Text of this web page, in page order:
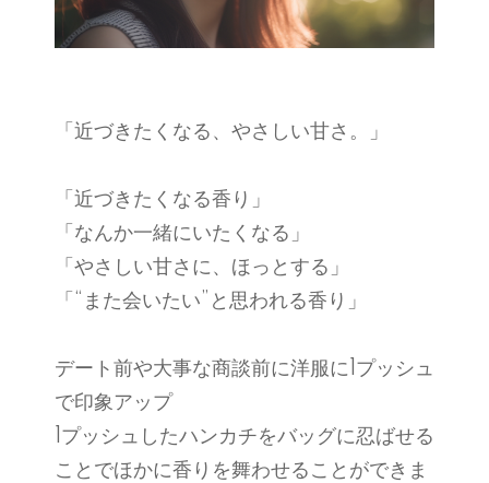
「近づきたくなる、やさしい甘さ。」
「近づきたくなる香り」
「なんか一緒にいたくなる」
「やさしい甘さに、ほっとする」
「“また会いたい”と思われる香り」
デート前や大事な商談前に洋服に1プッシュ
で印象アップ
1プッシュしたハンカチをバッグに忍ばせる
ことでほかに香りを舞わせることができま